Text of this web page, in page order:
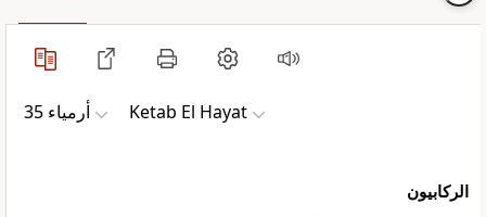
ﺃﺭﻣﻴﺎء 35 Ketab El Hayat
الركابيون